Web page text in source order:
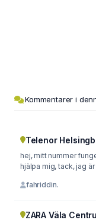
Kommentarer i
Telenor
hej, mitt nummer
hjälpa mig, tack, jag är
fahriddin.
ZARA Väla